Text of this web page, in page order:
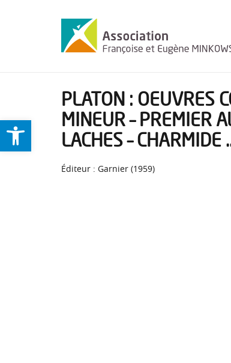
Ouvrir la barre d’outils
PLATON : OEUVRES
MINEUR – PREMIER
LACHES –
Éditeur : Garnier (1959)